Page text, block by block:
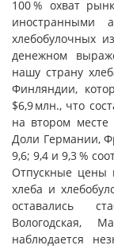
100 % охват
иностранными
хлебобулочных
денежном
нашу страну
Финляндии,
$6,9 млн., что
на втором месте
Доли Германии,
9,6; 9,4 и 9,3 %
Отпускные цены
хлеба и
оставались
Вологодская,
наблюдается